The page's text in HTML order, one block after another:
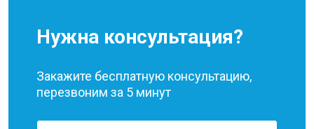
Нужна консультация?
Закажите бесплатную консультацию,
перезвоним за 5 минут